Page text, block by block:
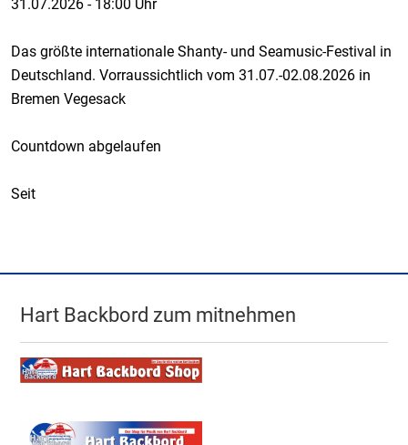
31.07.2026 - 18:00 Uhr
Das größte internationale Shanty- und Seamusic-Festival in
Deutschland. Vorraussichtlich vom 31.07.-02.08.2026 in
Bremen Vegesack
Countdown abgelaufen
Seit
Hart Backbord zum mitnehmen